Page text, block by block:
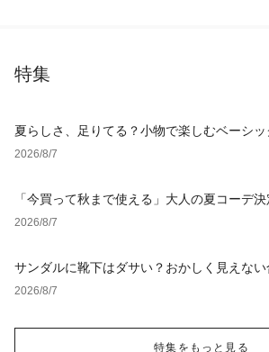
特集
夏らしさ、足りてる？小物で楽しむベーシ
2026/8/7
「今買って秋まで使える」大人の夏コーデ決
タイルとNGな着こなし
2026/8/7
サンダルに靴下はダサい？おかしく見えない
と男女別おすすめコーデ
2026/8/7
特集をもっと見る